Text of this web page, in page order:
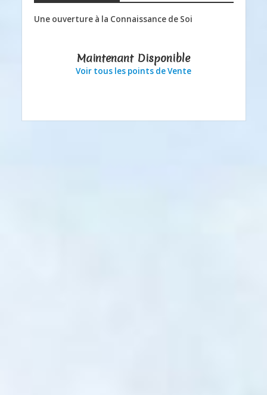
Une ouverture à la Connaissance de Soi
Maintenant Disponible
Voir tous les points de Vente